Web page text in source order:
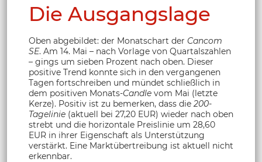
Die Ausgangslage
Oben abgebildet: der Monatschart der Cancom
SE. Am 14. Mai – nach Vorlage von Quartalszahlen
– gings um sieben Prozent nach oben. Dieser
positive Trend konnte sich in den vergangenen
Tagen fortschreiben und mündet schließlich in
dem positiven Monats-Candle vom Mai (letzte
Kerze). Positiv ist zu bemerken, dass die 200-
Tagelinie (aktuell bei 27,20 EUR) wieder nach oben
strebt und die horizontale Preislinie um 28,60
EUR in ihrer Eigenschaft als Unterstützung
verstärkt. Eine Marktübertreibung ist aktuell nicht
erkennbar.